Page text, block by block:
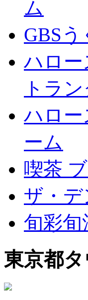
ム
GBS
ハロー
トラ
ハロー
ーム
喫茶
ザ・
旬彩旬
東京都